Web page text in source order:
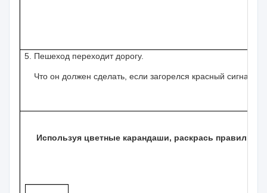
5 . Пешеход переходит дорогу.
Что он должен сделать, если загорелся красный сигнал
Используя цветные карандаши, раскрась правильно